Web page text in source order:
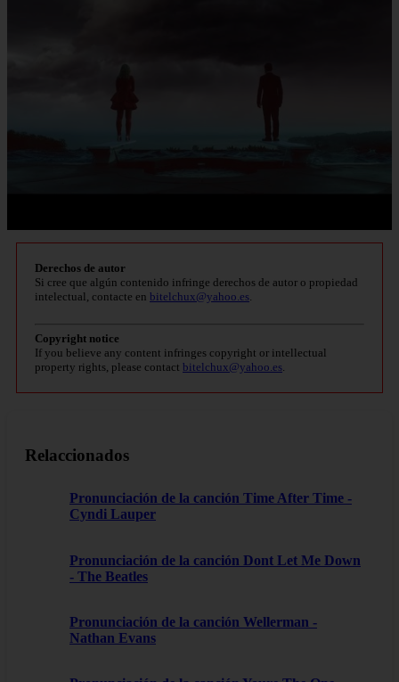
Derechos de autor
Si cree que algún contenido infringe derechos de autor o propiedad
intelectual, contacte en bitelchux@yahoo.es
Copyright notice
If you believe any content infringes copyright or intellectual
property rights, please contact bitelchux@yahoo.es
Relaccionados
Pronunciación de la canción Time After Time -
Cyndi Lauper
Pronunciación de la canción Dont Let Me Down
- The Beatles
Pronunciación de la canción Wellerman -
Nathan Evans